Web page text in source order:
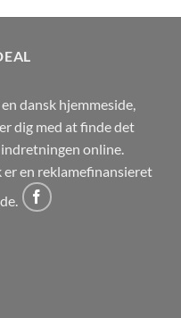
dansk hjemmeside,
dig med at finde det
online.
er en reklamefinansieret